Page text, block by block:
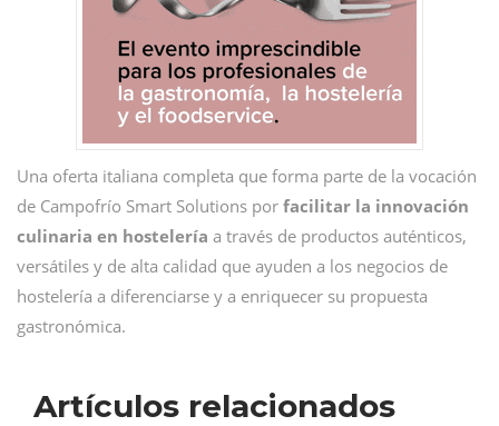
Una oferta italiana completa que forma parte de la vocación
de Campofrío Smart Solutions por facilitar la innovación
culinaria en hostelería a través de productos auténticos,
versátiles y de alta calidad que ayuden a los negocios de
hostelería a diferenciarse y a enriquecer su propuesta
gastronómica.
Artículos relacionados